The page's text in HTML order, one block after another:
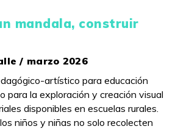
mandala, construir
/ marzo 2026
artístico para educación
para la exploración y creación visual
disponibles en escuelas rurales.
niños y niñas no solo recolecten